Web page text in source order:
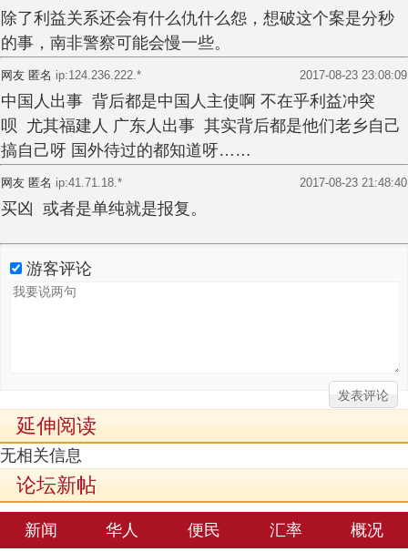
除了利益关系还会有什么仇什么怨，想破这个案是分秒
的事，南非警察可能会慢一些。
网友 匿名 ip:124.236.222.* 2017-08-23 23:08:09
中国人出事 背后都是中国人主使啊 不在乎利益冲突
呗 尤其福建人 广东人出事 其实背后都是他们老乡自己
搞自己呀 国外待过的都知道呀……
网友 匿名 ip:41.71.18.* 2017-08-23 21:48:40
买凶 或者是单纯就是报复。
游客评论
延伸阅读
无相关信息
论坛新帖
新闻 华人 便民 汇率 概况